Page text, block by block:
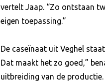
vertelt Jaap. “Zo ontstaan
eigen toepassing.”
De caseïnaat uit Veghel
Dat maakt het zo goed,”
uitbreiding van de